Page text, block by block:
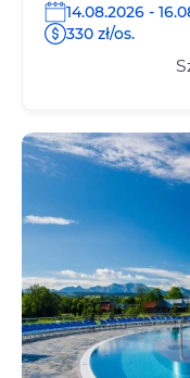
14.08.2026 -
330 zł/os.